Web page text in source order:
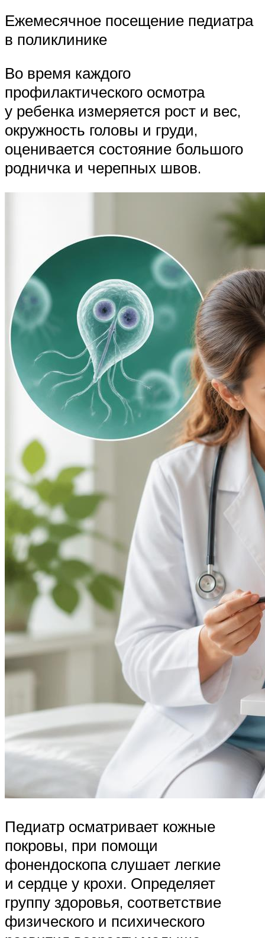
Ежемесячное посещение педиатра
в поликлинике
Во время каждого
профилактического осмотра
у ребенка измеряется рост и вес,
окружность головы и груди,
оценивается состояние большого
родничка и черепных швов.
Педиатр осматривает кожные
покровы, при помощи
фонендоскопа слушает легкие
и сердце у крохи. Определяет
группу здоровья, соответствие
физического и психического